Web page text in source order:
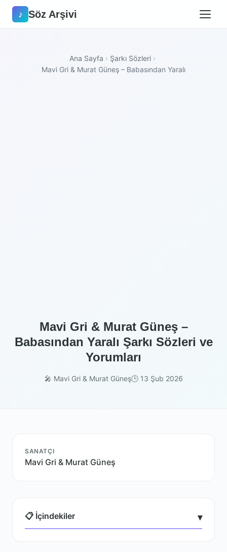
♪ Söz Arşivi
Ana Sayfa › Şarkı Sözleri ›
Mavi Gri & Murat Güneş – Babasından Yaralı
Mavi Gri & Murat Güneş –
Babasından Yaralı Şarkı Sözleri ve
Yorumları
🎤 Mavi Gri & Murat Güneş🕒 13 Şub 2026
SANATÇI
Mavi Gri & Murat Güneş
📋 İçindekiler ▾